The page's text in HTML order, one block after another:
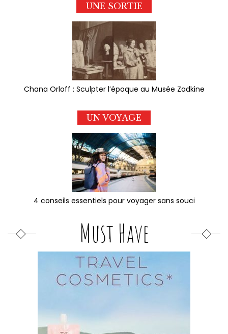
UNE SORTIE
Chana Orloff : Sculpter l’époque au Musée Zadkine
UN VOYAGE
4 conseils essentiels pour voyager sans souci
Must Have